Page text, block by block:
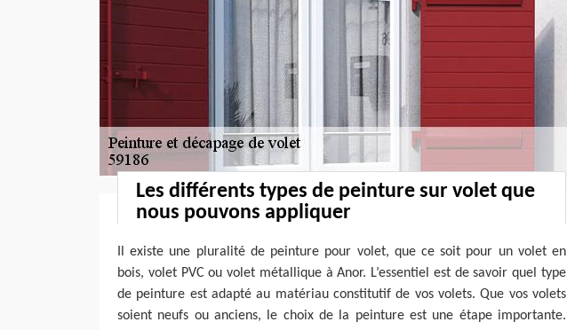
Les différents types de peinture sur volet que
nous pouvons appliquer
Il existe une pluralité de peinture pour volet, que ce soit pour un volet en
bois, volet PVC ou volet métallique à Anor. L’essentiel est de savoir quel type
de peinture est adapté au matériau constitutif de vos volets. Que vos volets
soient neufs ou anciens, le choix de la peinture est une étape importante.